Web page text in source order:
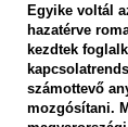
Egyike voltál
hazatérve
kezdtek
számottevő
mozgósítani.